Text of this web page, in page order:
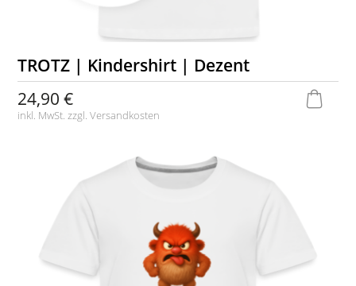
TROTZ | Kindershirt | Dezent
24,90 €
inkl. MwSt. zzgl.Versandkosten